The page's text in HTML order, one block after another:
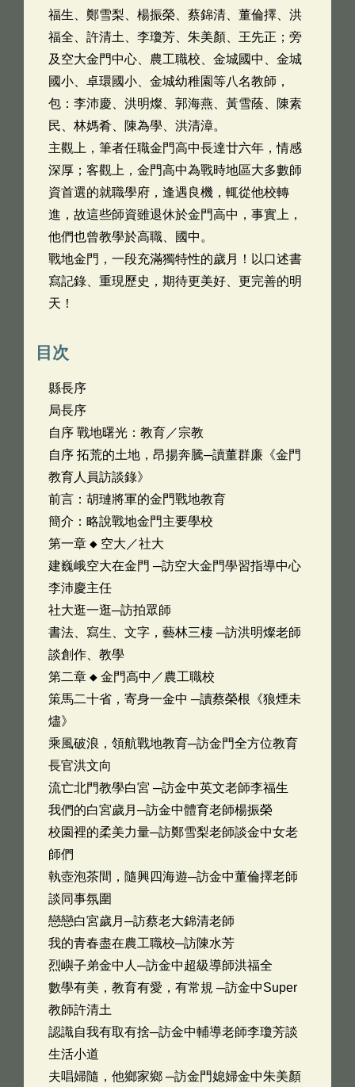
福生、鄭雪梨、楊振榮、蔡錦清、董倫擇、洪
福全、許清土、李瓊芳、朱美顏、王先正；旁
及空大金門中心、農工職校、金城國中、金城
國小、卓環國小、金城幼稚園等八名教師，
包：李沛慶、洪明燦、郭海燕、黃雪蔭、陳素
民、林媽肴、陳為學、洪清漳。
主觀上，筆者任職金門高中長達廿六年，情感
深厚；客觀上，金門高中為戰時地區大多數師
資首選的就職學府，逢遇良機，輒從他校轉
進，故這些師資雖退休於金門高中，事實上，
他們也曾教學於高職、國中。
戰地金門，一段充滿獨特性的歲月！以口述書
寫記錄、重現歷史，期待更美好、更完善的明
天！
目次
縣長序
局長序
自序 戰地曙光：教育／宗教
自序 拓荒的土地，昂揚奔騰─讀董群廉《金門
教育人員訪談錄》
前言：胡璉將軍的金門戰地教育
簡介：略說戰地金門主要學校
第一章 ◆ 空大／社大
建巍峨空大在金門 ─訪空大金門學習指導中心
李沛慶主任
社大逛一逛─訪拍眾師
書法、寫生、文字，藝林三棲 ─訪洪明燦老師
談創作、教學
第二章 ◆ 金門高中／農工職校
策馬二十省，寄身一金中 ─讀蔡榮根《狼煙未
燼》
乘風破浪，領航戰地教育─訪金門全方位教育
長官洪文向
流亡北門教學白宮 ─訪金中英文老師李福生
我們的白宮歲月─訪金中體育老師楊振榮
校園裡的柔美力量─訪鄭雪梨老師談金中女老
師們
執壺泡茶間，隨興四海遊─訪金中董倫擇老師
談同事氛圍
戀戀白宮歲月─訪蔡老大錦清老師
我的青春盡在農工職校─訪陳水芳
烈嶼子弟金中人─訪金中超級導師洪福全
數學有美，教育有愛，有常規 ─訪金中Super
教師許清土
認識自我有取有捨─訪金中輔導老師李瓊芳談
生活小道
夫唱婦隨，他鄉家鄉 ─訪金門媳婦金中朱美顏